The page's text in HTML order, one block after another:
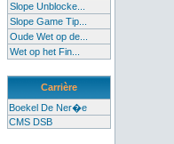
Slope Unblocke...
Slope Game Tip...
Oude Wet op de...
Wet op het Fin...
Carrière
Boekel De Ner�e
CMS DSB